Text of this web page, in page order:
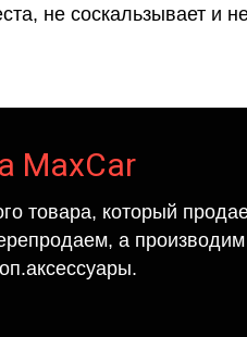
не соскальзывает и
MaxCar
товара, который
а